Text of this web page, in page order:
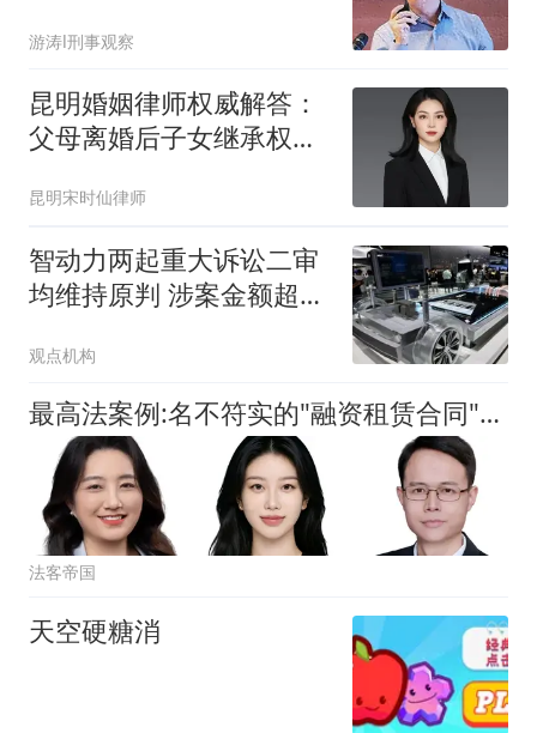
游涛l刑事观察
昆明婚姻律师权威解答：
父母离婚后子女继承权会
昆明宋时仙律师
智动力两起重大诉讼二审
均维持原判 涉案金额超
观点机构
最高法案例:名不符实的"融资租赁合同"的认定标准
法客帝国
天空硬糖消